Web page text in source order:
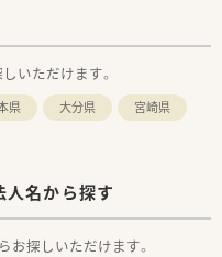
いただけます。
県 大分県
宮崎県
名から探す
探しいただけます。